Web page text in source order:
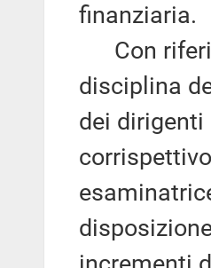
finanziaria.
Con
disciplina
dei